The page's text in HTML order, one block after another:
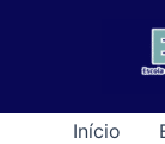
conteúdo
Início